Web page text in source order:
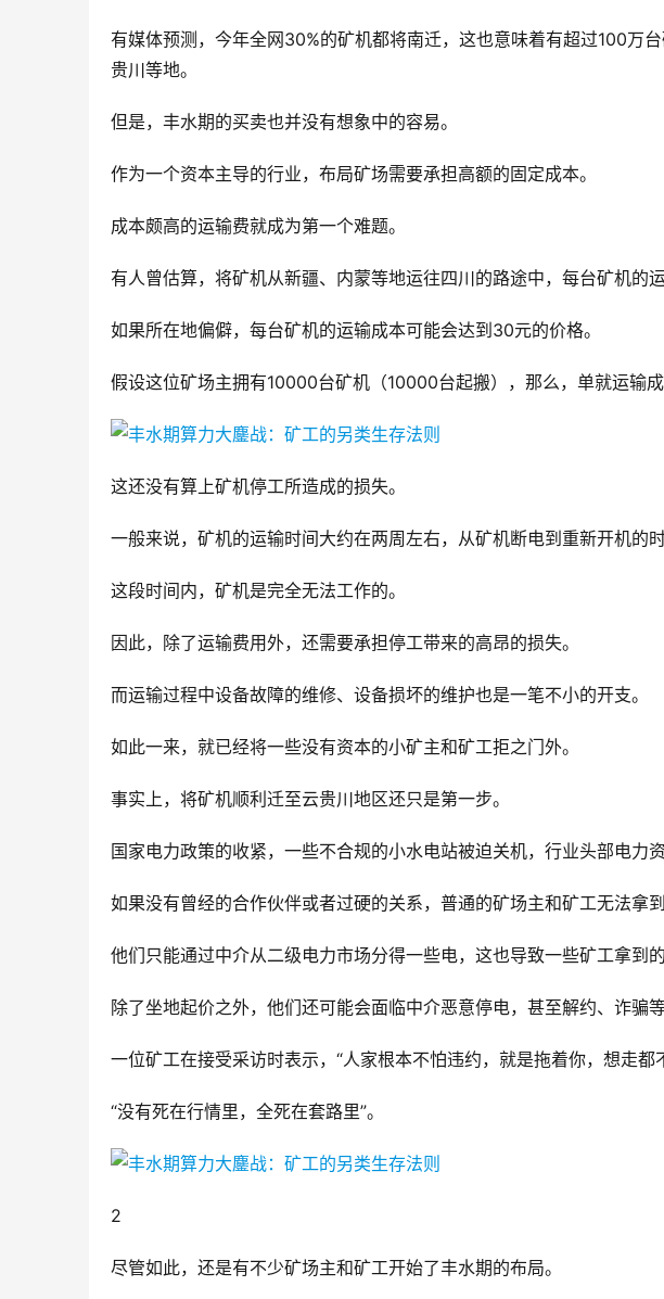
有媒体预测，今年全网30%的矿机都将南迁，这也意味着有超过100万
贵川等地。
但是，丰水期的买卖也并没有想象中的容易。
作为一个资本主导的行业，布局矿场需要承担高额的固定成本。
成本颇高的运输费就成为第一个难题。
有人曾估算，将矿机从新疆、内蒙等地运往四川的路途中，每台矿机的
如果所在地偏僻，每台矿机的运输成本可能会达到30元的价格。
假设这位矿场主拥有10000台矿机（10000台起搬），那么，单就运输
这还没有算上矿机停工所造成的损失。
一般来说，矿机的运输时间大约在两周左右，从矿机断电到重新开机的时
这段时间内，矿机是完全无法工作的。
因此，除了运输费用外，还需要承担停工带来的高昂的损失。
而运输过程中设备故障的维修、设备损坏的维护也是一笔不小的开支。
如此一来，就已经将一些没有资本的小矿主和矿工拒之门外。
事实上，将矿机顺利迁至云贵川地区还只是第一步。
国家电力政策的收紧，一些不合规的小水电站被迫关机，行业头部电力
如果没有曾经的合作伙伴或者过硬的关系，普通的矿场主和矿工无法拿
他们只能通过中介从二级电力市场分得一些电，这也导致一些矿工拿到
除了坐地起价之外，他们还可能会面临中介恶意停电，甚至解约、诈骗等
一位矿工在接受采访时表示，“人家根本不怕违约，就是拖着你，想走
“没有死在行情里，全死在套路里”。
2
尽管如此，还是有不少矿场主和矿工开始了丰水期的布局。